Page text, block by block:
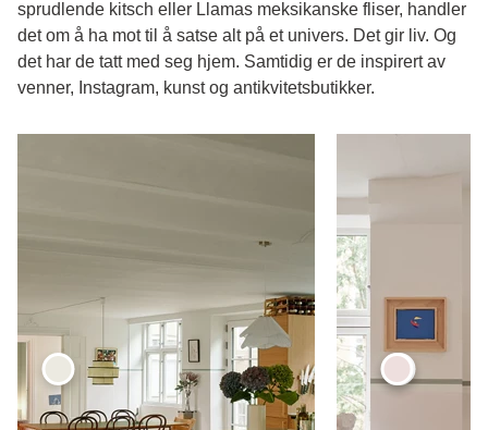
sprudlende kitsch eller Llamas meksikanske fliser, handler
det om å ha mot til å satse alt på et univers. Det gir liv. Og
det har de tatt med seg hjem. Samtidig er de inspirert av
venner, Instagram, kunst og antikvitetsbutikker.